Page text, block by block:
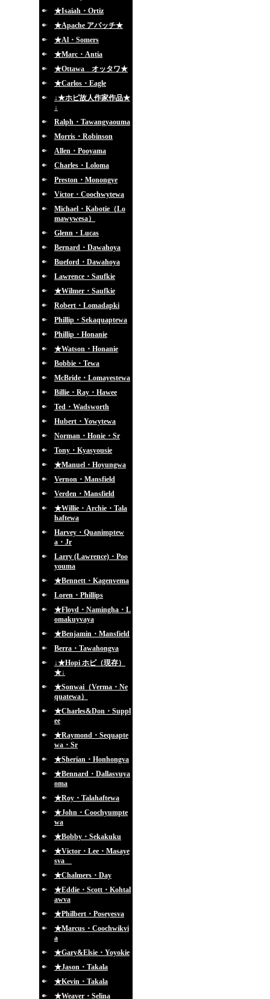
★Isaiah・Ortiz
★Apache アパッチ★
★Al・Somers
★Marc・Antia
★Ottawa オッタワ★
★Carlos・Eagle
↓★ホピ故人作家作品★
↓
Ralph・Tawangyaouma
Morris・Robinson
Allen・Pooyama
Charles・Loloma
Preston・Monongye
Victor・Coochwytewa
Michael・Kabotie（Lo
mawywesa）
Glenn・Lucas
Bernard・Dawahoya
Bueford・Dawahoya
Lawrence・Saufkie
★Wilmer・Saufkie
Robert・Lomadapki
Phillip・Sekaquaptewa
Phillip・Honanie
★Watson・Honanie
Bobbie・Tewa
McBride・Lomayestewa
Billie・Ray・Hawee
Ted・Wadsworth
Hubert・Yowytewa
Norman・Honie・Sr
Tony・Kyasyousie
★Manuel・Hoyungwa
Vernon・Mansfield
Verden・Mansfield
★Willie・Archie・Tala
haftewa
Harvey・Quanimptew
a・Jr
Larry (Lawrence)・Poo
youma
★Bennett・Kagenvema
Loren・Phillips
★Floyd・Namingha・L
omakuyvaya
★Benjamin・Mansfield
Berra・Tawahongva
↓★Hopi ホピ（現存）
★↓
★Sonwai（Verma・Ne
quatewa）
★Charles&Don・Suppl
ee
★Raymond・Sequapte
wa・Sr
★Sherian・Honhongva
★Bennard・Dallasvuya
oma
★Roy・Talahaftewa
★John・Coochyumpte
wa
★Bobby・Sekakuku
★Victor・Lee・Masaye
sva
★Chalmers・Day
★Eddie・Scott・Kohtal
awva
★Philbert・Poseyesva
★Marcus・Coochwikvi
a
★Gary&Elsie・Yoyokie
★Jason・Takala
★Kevin・Takala
★Weaver・Selina